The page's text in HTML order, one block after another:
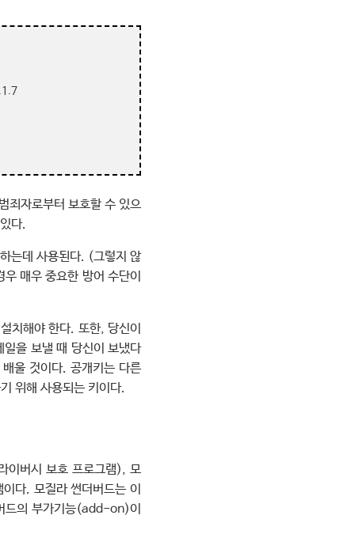
죄자로부터 보호할 수 있으
다.
는데 사용된다. (그렇지 않
매우 중요한 방어 수단이
치해야 한다. 또한, 당신이
을 보낼 때 당신이 보냈다
울 것이다. 공개키는 다른
위해 사용되는 키이다.
이버시 보호 프로그램), 모
다. 모질라 썬더버드는 이
드의 부가기능(add-on)이